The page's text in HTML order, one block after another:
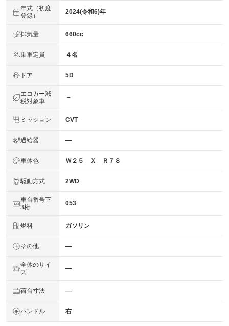
法定整備
※車検なし・車検整備付の場合は法定24ヶ月点検整備付
法定整備
定期点検整備：付、定期点検整備料金：車両価格に含む
年式（初度
登録）
2024(令和6)年
排気量 660cc
乗車定員 ４名
ドア 5D
エコカー減
税対象車
－
ミッション CVT
過給器 ―
車体色 Ｗ２５ Ｘ Ｒ７８
駆動方式 2WD
車台番号下
3桁
053
燃料 ガソリン
その他 ―
全体のサイ
ズ
―
荷台寸法 ―
ハンドル 右